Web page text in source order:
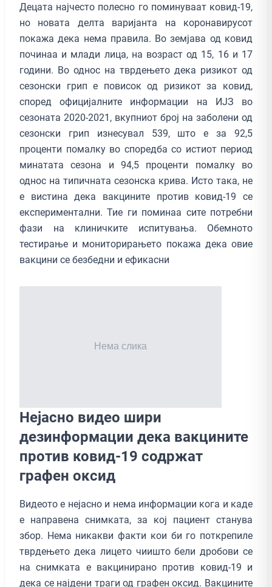
Децата најчесто полесно го поминуваат ковид-19,
но новата делта варијанта на коронавирусот
покажа дека нема правила. Во земјава од ковид
починаа и млади лица, на возраст од 15, 16 и 17
години. Во однос на тврдењето дека ризикот од
сезонски грип е повисок од ризикот за ковид,
според официјалните информации на ИЈЗ во
сезоната 2020-2021, вкупниот број на заболени од
сезонски грип изнесувал 539, што е за 92,5
проценти помалку во споредба со истиот период
минатата сезона и 94,5 проценти помалку во
однос на типичната сезонска крива. Исто така, не
е вистина дека вакцините против ковид-19 се
експериментални. Тие ги поминаа сите потребни
фази на клиничките испитувања. Обемното
тестирање и мониторирањето покажа дека овие
вакцини се безбедни и ефикасни
Нејасно видео шири
дезинформации дека вакцините
против ковид-19 содржат
графен оксид
Видеото е нејасно и нема информации кога и каде
е направена снимката, за кој пациент станува
збор. Нема никакви факти кои би го поткрепиле
тврдењето дека лицето чиишто бели дробови се
на снимката е вакцинирано против ковид-19 и
дека се најдени траги од графен оксид. Вакцините